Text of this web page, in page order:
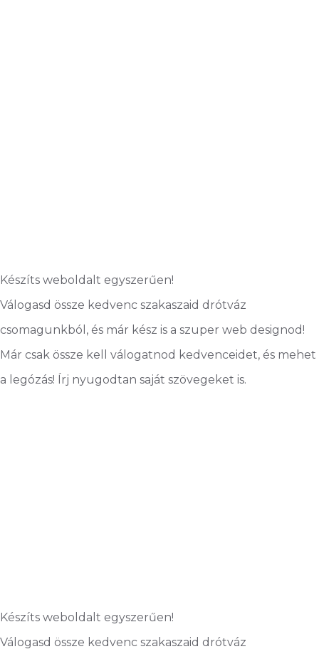
Készíts weboldalt egyszerűen!
Válogasd össze kedvenc szakaszaid drótváz
csomagunkból, és már kész is a szuper web designod!
Már csak össze kell válogatnod kedvenceidet, és mehet
a legózás! Írj nyugodtan saját szövegeket is.
Készíts weboldalt egyszerűen!
Válogasd össze kedvenc szakaszaid drótváz